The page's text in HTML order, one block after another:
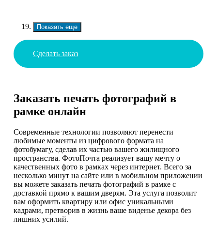
Показать еще
Сделать заказ
Заказать печать фотографий в
рамке онлайн
Современные технологии позволяют перенести
любимые моменты из цифрового формата на
фотобумагу, сделав их частью вашего жилищного
пространства. ФотоПочта реализует вашу мечту о
качественных фото в рамках через интернет. Всего за
несколько минут на сайте или в мобильном приложении
вы можете заказать печать фотографий в рамке с
доставкой прямо к вашим дверям. Эта услуга позволит
вам оформить квартиру или офис уникальными
кадрами, претворив в жизнь ваше виденье декора без
лишних усилий.